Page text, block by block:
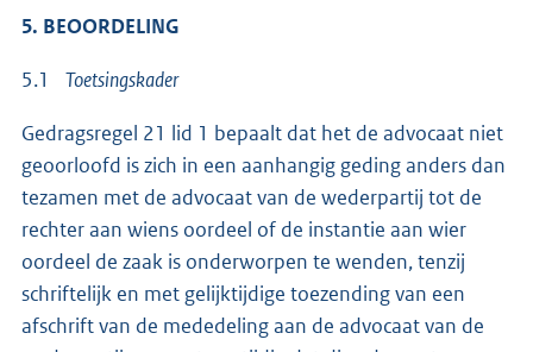
5. BEOORDELING
5.1 Toetsingskader
Gedragsregel 21 lid 1 bepaalt dat het de advocaat niet
geoorloofd is zich in een aanhangig geding anders dan
tezamen met de advocaat van de wederpartij tot de
rechter aan wiens oordeel of de instantie aan wier
oordeel de zaak is onderworpen te wenden, tenzij
schriftelijk en met gelijktijdige toezending van een
afschrift van de mededeling aan de advocaat van de